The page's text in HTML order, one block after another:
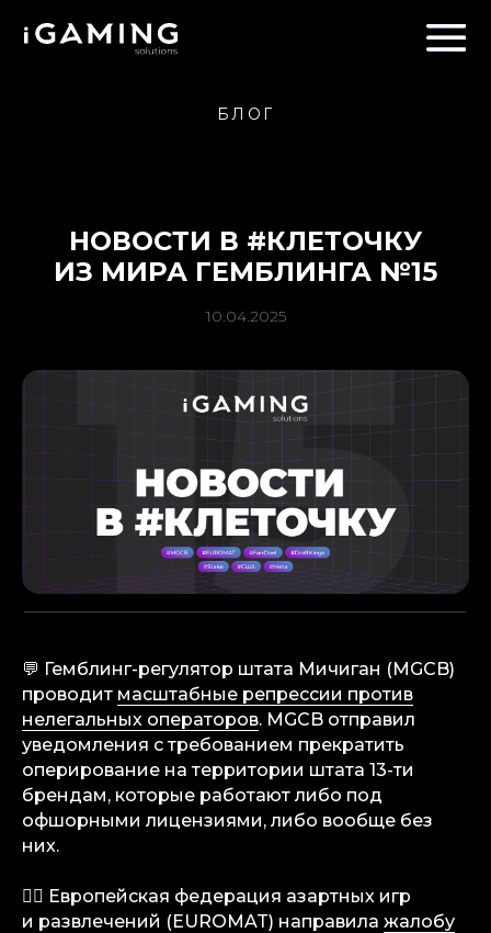
БЛОГ
НОВОСТИ В #КЛЕТОЧКУ
ИЗ МИРА ГЕМБЛИНГА №15
10.04.2025
💬 Гемблинг-регулятор штата Мичиган (MGCB)
проводит масштабные репрессии против
нелегальных операторов. MGCB отправил
уведомления с требованием прекратить
оперирование на территории штата 13-ти
брендам, которые работают либо под
офшорными лицензиями, либо вообще без
них.
✍🏼 Европейская федерация азартных игр
и развлечений (EUROMAT) направила жалобу